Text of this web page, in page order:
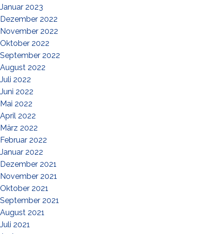
Januar 2023
Dezember 2022
November 2022
Oktober 2022
September 2022
August 2022
Juli 2022
Juni 2022
Mai 2022
April 2022
März 2022
Februar 2022
Januar 2022
Dezember 2021
November 2021
Oktober 2021
September 2021
August 2021
Juli 2021